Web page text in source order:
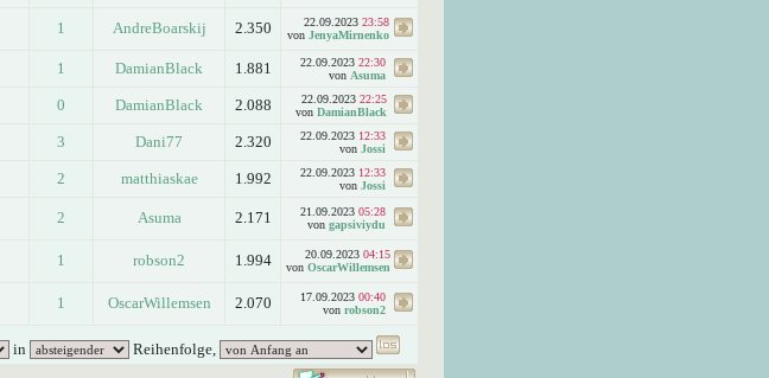
1 AndreBoarskij 2.350 22.09.2023 23:58
von JenyaMirnenko
1 DamianBlack 1.881 22.09.2023 22:30
von Asuma
0 DamianBlack 2.088 22.09.2023 22:25
von DamianBlack
3 Dani77 2.320 22.09.2023 12:33
von Jossi
2 matthiaskae 1.992 22.09.2023 12:33
von Jossi
2 Asuma 2.171 21.09.2023 05:28
von gapsiviydu
1 robson2 1.994 20.09.2023 04:15
von OscarWillemsen
1 OscarWillemsen 2.070 17.09.2023 00:40
von robson2
in Reihenfolge,